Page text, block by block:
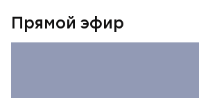
Прямой эфир